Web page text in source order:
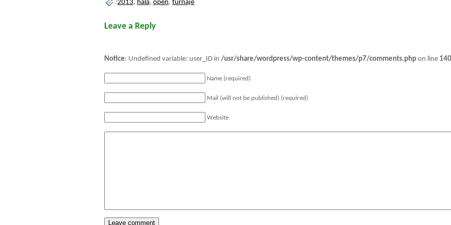
:2013, hala,open,turnaje
Leave a Reply
Notice: Undefined variable: user_ID in/usr/share/wordpress/wp-content/themes/p7/comments.php on line
Name (required)
Mail (will not be published) (required)
Website